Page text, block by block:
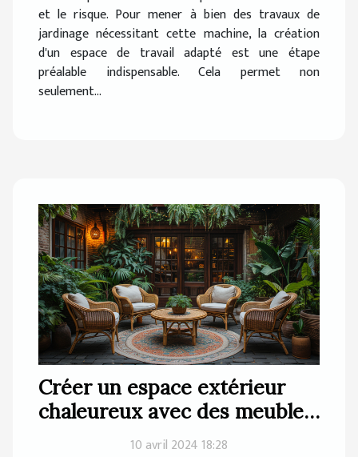
et le risque. Pour mener à bien des travaux de
jardinage nécessitant cette machine, la création
d'un espace de travail adapté est une étape
préalable indispensable. Cela permet non
seulement...
Créer un espace extérieur
chaleureux avec des meubles
en bois restaurés
10 avril 2024 18:28